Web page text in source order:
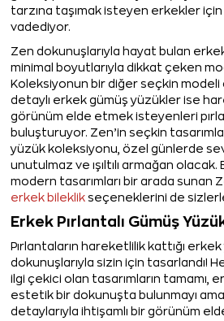
tarzına taşımak isteyen erkekler
vadediyor.
Zen dokunuşlarıyla hayat bulan
minimal boyutlarıyla dikkat çeken
Koleksiyonun bir diğer seçkin
detaylı erkek gümüş yüzükler ise
görünüm elde etmek isteyenleri
buluşturuyor. Zen’in seçkin
yüzük koleksiyonu, özel günlerde
unutulmaz ve ışıltılı armağan
modern tasarımları bir arada sunan
erkek bileklik seçeneklerini de
Erkek Pırlantalı Gümüş
Pırlantaların hareketlilik kattığı
dokunuşlarıyla sizin için tasarlandı!
ilgi çekici olan tasarımların tamamı,
estetik bir dokunuşta bulunmayı
detaylarıyla ihtişamlı bir görünüm